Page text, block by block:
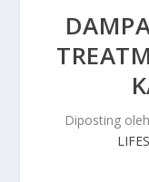
Diposting oleh